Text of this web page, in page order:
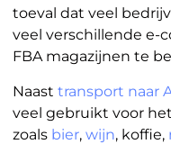
toeval dat veel
veel verschillende e-
FBA magazijnen te
Naast transport naar
veel gebruikt voor
zoals bier, wijn, koffie,